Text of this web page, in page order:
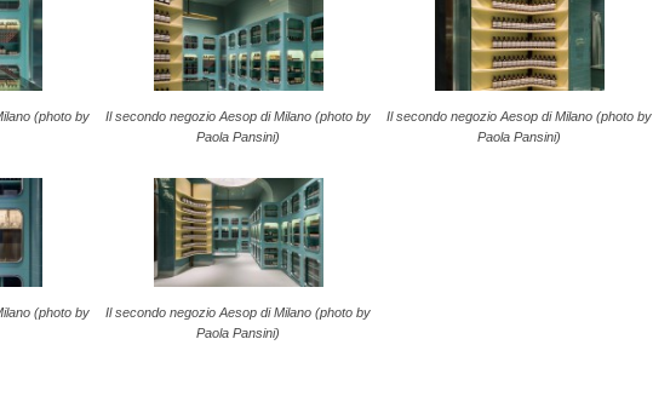
(photo by
Il secondo negozio Aesop di Milano (photo by
Paola Pansini)
Il secondo negozio Aesop di Milano (photo by
Paola Pansini)
(photo by
Il secondo negozio Aesop di Milano (photo by
Paola Pansini)